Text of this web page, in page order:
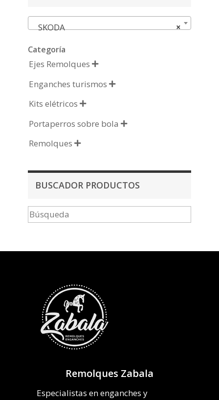
×
SKODA
Categoría
Ejes Remolques 
Enganches turismos 
Kits elétricos 
Portaperros sobre bola 
Remolques 
BUSCADOR PRODUCTOS
Remolques Zabala
Especialistas en enganches y